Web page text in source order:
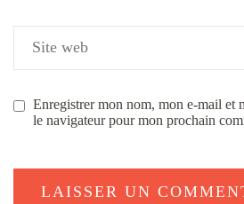
Enregistrer mon nom, mon e-mail et
le navigateur pour mon prochain